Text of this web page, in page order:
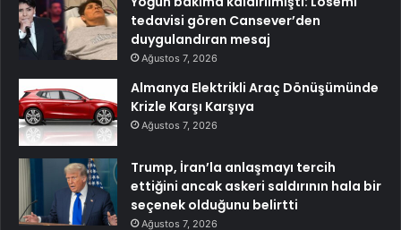
tedavisi gören Cansever’den
duygulandıran mesaj
Ağustos 7, 2026
Almanya Elektrikli Araç Dönüşümünde
Krizle Karşı Karşıya
Ağustos 7, 2026
Trump, İran’la anlaşmayı tercih
ettiğini ancak askeri saldırının hala bir
seçenek olduğunu belirtti
Ağustos 7, 2026